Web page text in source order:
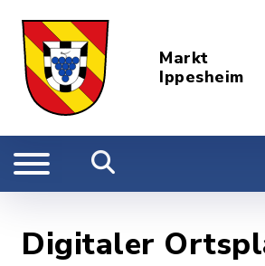
Markt
Ippesheim
Digitaler